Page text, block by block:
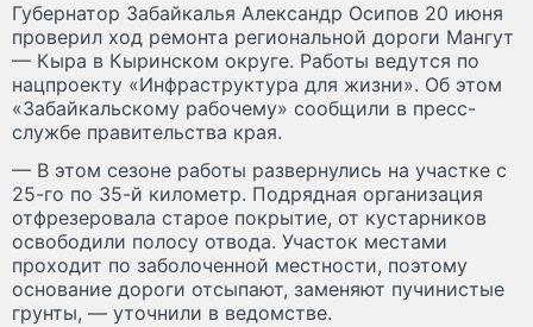
Губернатор Забайкалья Александр Осипов 20 июня
проверил ход ремонта региональной дороги Мангут
— Кыра в Кыринском округе. Работы ведутся по
нацпроекту «Инфраструктура для жизни». Об этом
«Забайкальскому рабочему» сообщили в пресс-
службе правительства края.
— В этом сезоне работы развернулись на участке с
25-го по 35-й километр. Подрядная организация
отфрезеровала старое покрытие, от кустарников
освободили полосу отвода. Участок местами
проходит по заболоченной местности, поэтому
основание дороги отсыпают, заменяют пучинистые
грунты, — уточнили в ведомстве.